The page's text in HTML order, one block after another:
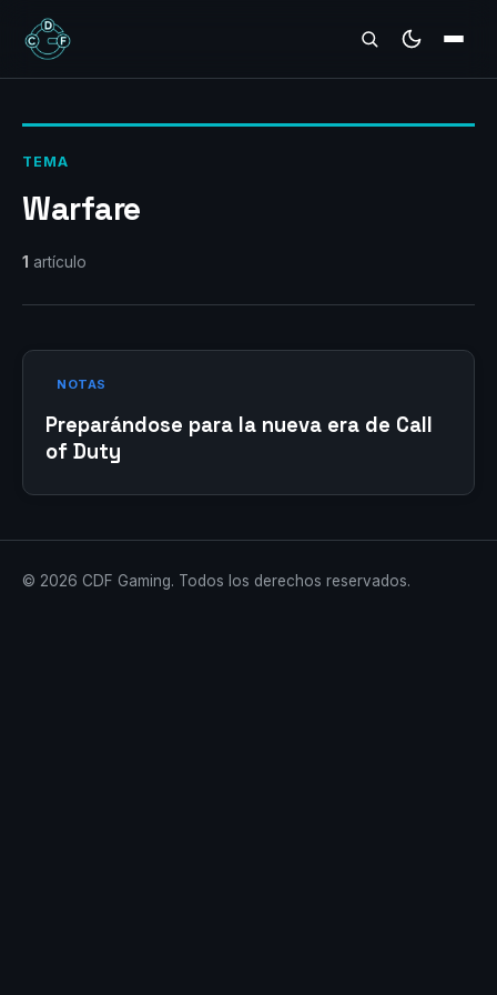
REVIEWS
TEMA
Warfare
1 artículo
NOTAS
Preparándose para la nueva era de Call
of Duty
© 2026 CDF Gaming. Todos los derechos reservados.